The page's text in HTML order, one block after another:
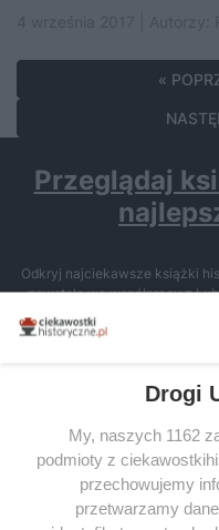
«
Przeglądaj
Odkryj najciekawsze książki
powstała we współpracy z
miłośników literatury w
tytułów najwyżej
SERWIS
SPOŁECZNOŚĆ
Drogi
My, naszych 1162
podmioty z
przechowujemy
przetwarzamy